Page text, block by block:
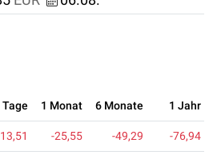
Tage 1 Monat 6 Monate 1 Jahr
-25,55 -49,29 -76,94